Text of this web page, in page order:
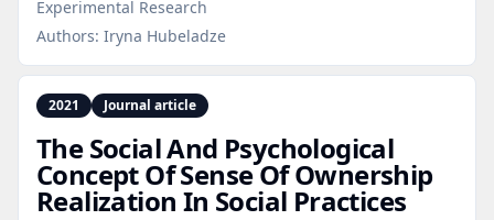
Experimental Research
Authors: Iryna Hubeladze
2021 Journal article
The Social And Psychological
Concept Of Sense Of Ownership
Realization In Social Practices